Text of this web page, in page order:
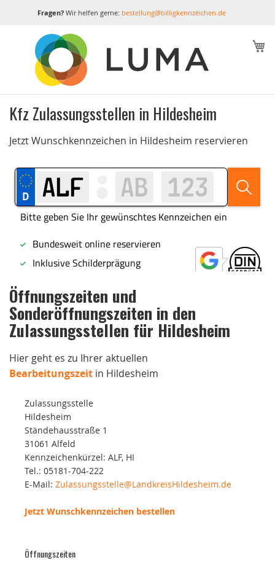
Fragen?Wir helfen gerne: bestellung@billigkennzeichen.de
Kfz Zulassungsstellen in Hildesheim
Jetzt Wunschkennzeichen in Hildesheim reservieren
Öffnungszeiten und
Sonderöffnungszeiten in den
Zulassungsstellen für Hildesheim
Hier geht es zu Ihrer aktuellen
Bearbeitungszeit in Hildesheim
Zulassungsstelle
Hildesheim
Ständehausstraße 1
31061 Alfeld
Kennzeichenkürzel: ALF, HI
Tel.: 05181-704-222
E-Mail: Zulassungsstelle@LandkreisHildesheim.de
Jetzt Wunschkennzeichen bestellen
Öffnungszeiten